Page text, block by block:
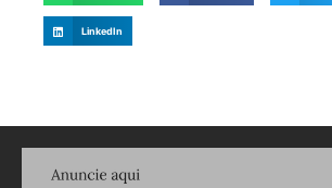
LinkedIn